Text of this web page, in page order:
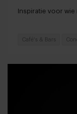
Inspiratie voor
Café's & Bars